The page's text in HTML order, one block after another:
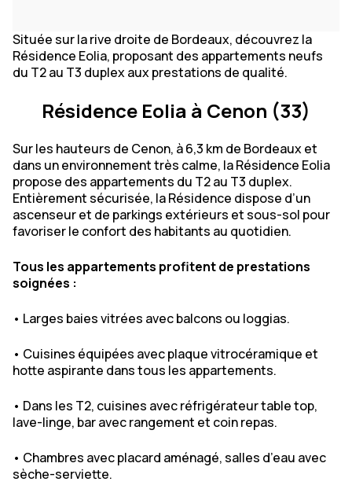
Située sur la rive droite de Bordeaux, découvrez la
Résidence Eolia, proposant des appartements neufs
du T2 au T3 duplex aux prestations de qualité.
Résidence Eolia à Cenon (33)
Sur les hauteurs de Cenon, à 6,3 km de Bordeaux et
dans un environnement très calme, la Résidence Eolia
propose des appartements du T2 au T3 duplex.
Entièrement sécurisée, la Résidence dispose d’un
ascenseur et de parkings extérieurs et sous-sol pour
favoriser le confort des habitants au quotidien.
Tous les appartements profitent de prestations
soignées :
• Larges baies vitrées avec balcons ou loggias.
• Cuisines équipées avec plaque vitrocéramique et
hotte aspirante dans tous les appartements.
• Dans les T2, cuisines avec réfrigérateur table top,
lave-linge, bar avec rangement et coin repas.
• Chambres avec placard aménagé, salles d’eau avec
sèche-serviette.